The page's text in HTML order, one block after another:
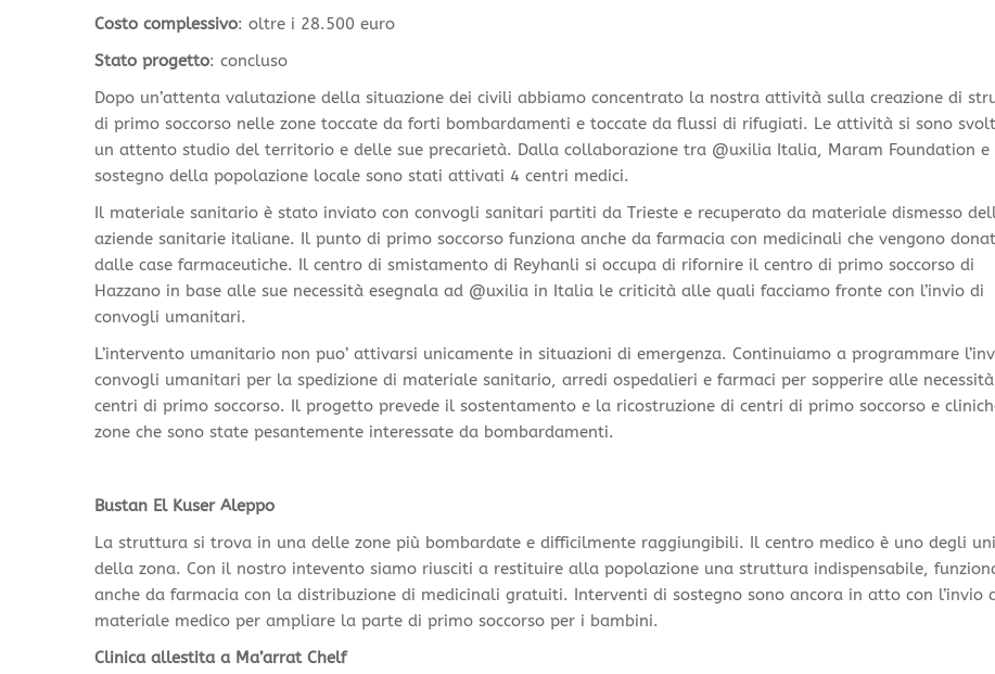
Costo complessivo: oltre i 28.500 euro
Stato progetto: concluso
Dopo un’attenta valutazione della situazione dei civili abbiamo concentrato la nostra attività sulla creazione di
di primo soccorso nelle zone toccate da forti bombardamenti e toccate da flussi di rifugiati. Le attività si sono
un attento studio del territorio e delle sue precarietà. Dalla collaborazione tra @uxilia Italia, Maram Foundation e
sostegno della popolazione locale sono stati attivati 4 centri medici.
Il materiale sanitario è stato inviato con convogli sanitari partiti da Trieste e recuperato da materiale dismesso
aziende sanitarie italiane. Il punto di primo soccorso funziona anche da farmacia con medicinali che vengono
dalle case farmaceutiche. Il centro di smistamento di Reyhanli si occupa di rifornire il centro di primo soccorso di
Hazzano in base alle sue necessità esegnala ad @uxilia in Italia le criticità alle quali facciamo fronte con l’invio di
convogli umanitari.
L’intervento umanitario non puo’ attivarsi unicamente in situazioni di emergenza. Continuiamo a programmare
convogli umanitari per la spedizione di materiale sanitario, arredi ospedalieri e farmaci per sopperire alle
centri di primo soccorso. Il progetto prevede il sostentamento e la ricostruzione di centri di primo soccorso e
zone che sono state pesantemente interessate da bombardamenti.
Bustan El Kuser Aleppo
La struttura si trova in una delle zone più bombardate e difficilmente raggiungibili. Il centro medico è uno degli
della zona. Con il nostro intevento siamo riusciti a restituire alla popolazione una struttura indispensabile,
anche da farmacia con la distribuzione di medicinali gratuiti. Interventi di sostegno sono ancora in atto con l’invio
materiale medico per ampliare la parte di primo soccorso per i bambini.
Clinica allestita a Ma’arrat Chelf